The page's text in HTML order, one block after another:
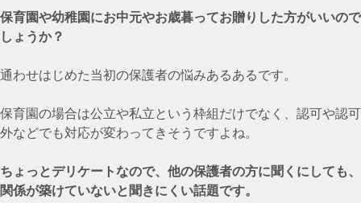
保育園や幼稚園にお中元やお歳暮ってお贈りした方がいいので
しょうか？
通わせはじめた当初の保護者の悩みあるあるです。
保育園の場合は公立や私立という枠組だけでなく、認可や認可
外などでも対応が変わってきそうですよね。
ちょっとデリケートなので、他の保護者の方に聞くにしても、
関係が築けていないと聞きにくい話題です。